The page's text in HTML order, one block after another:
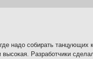
надо собирать танцующих
Разработчики